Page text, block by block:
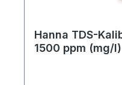
Hanna TDS-
1500 ppm (mg/l)